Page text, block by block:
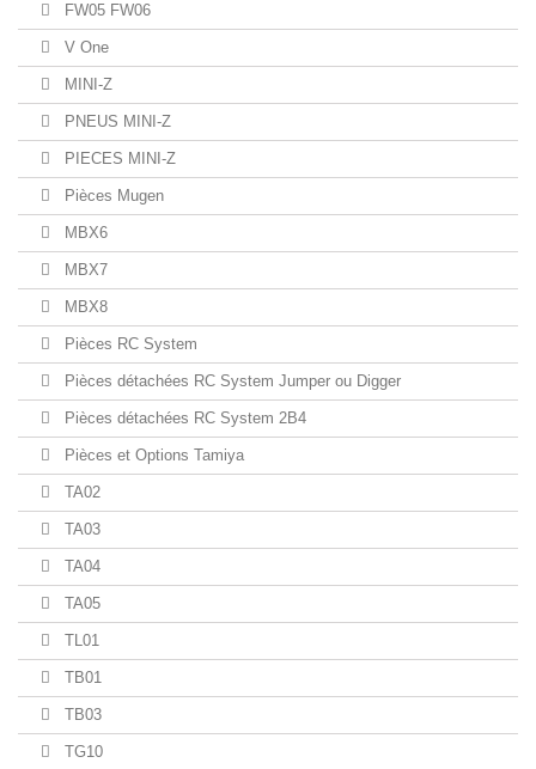
FW05 FW06
V One
MINI-Z
PNEUS MINI-Z
PIECES MINI-Z
Pièces Mugen
MBX6
MBX7
MBX8
Pièces RC System
Pièces détachées RC System Jumper ou Digger
Pièces détachées RC System 2B4
Pièces et Options Tamiya
TA02
TA03
TA04
TA05
TL01
TB01
TB03
TG10